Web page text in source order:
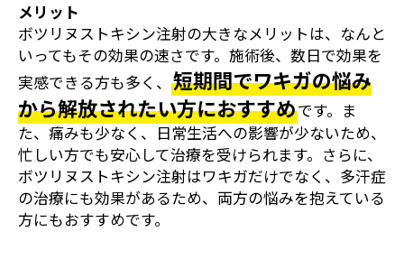
メリット
ボツリヌストキシン注射の大きなメリットは、なんと
いってもその効果の速さです。施術後、数日で効果を
実感できる方も多く、 短期間でワキガの悩み
から解放されたい方におすすめです。ま
た、痛みも少なく、日常生活への影響が少ないため、
忙しい方でも安心して治療を受けられます。さらに、
ボツリヌストキシン注射はワキガだけでなく、多汗症
の治療にも効果があるため、両方の悩みを抱えている
方にもおすすめです。